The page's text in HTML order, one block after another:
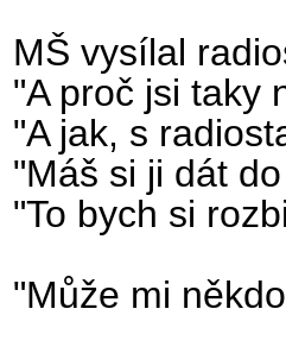
MŠ vysílal
"A proč jsi taky
"A jak, s
"Máš si ji dát
"To bych si
"Může mi